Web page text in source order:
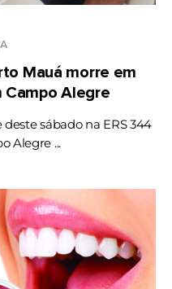
Mauá morre em
Campo Alegre
sábado na ERS 344
Alegre ...